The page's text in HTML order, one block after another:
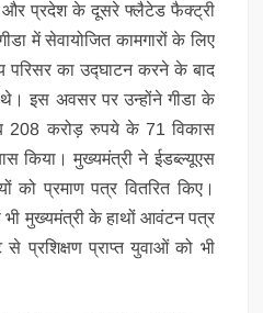
और प्रदेश के दूसरे फ्लैटेड फैक्ट्री
में सेवायोजित कामगारों के लिए
परिसर का उद्घाटन करने के बाद
इस अवसर पर उन्होंने गीडा के
208 करोड़ रुपये के 71 विकास
किया। मुख्यमंत्री ने ईडब्ल्यूएस
प्रमाण पत्र वितरित किए।
भी मुख्यमंत्री के हाथों आवंटन पत्र
से प्रशिक्षण प्राप्त युवाओं को भी